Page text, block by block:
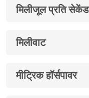
मिलीजूल प्रति सेकेंड
मिलीवाट
मीट्रिक हॉर्सपावर